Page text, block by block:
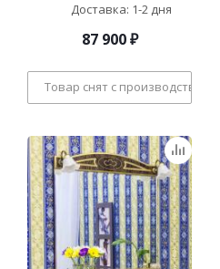
Доставка: 1-2 дня
87 900₽
Товар снят с производства